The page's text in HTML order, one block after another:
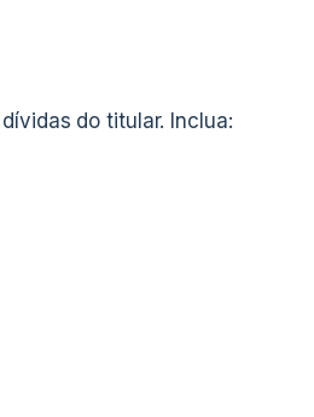
do titular. Inclua: